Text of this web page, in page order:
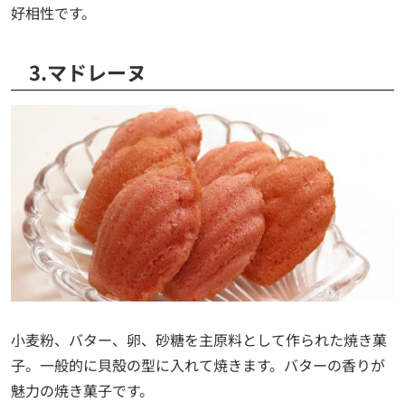
好相性です。
3.マドレーヌ
小麦粉、バター、卵、砂糖を主原料として作られた焼き菓
子。一般的に貝殻の型に入れて焼きます。バターの香りが
魅力の焼き菓子です。